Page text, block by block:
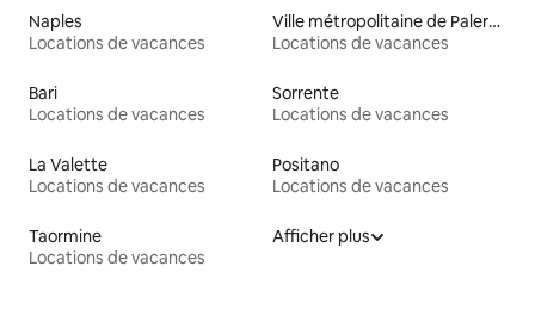
Naples
Locations de vacances
Ville métropolitaine de Palerme
Locations de vacances
Bari
Locations de vacances
Sorrente
Locations de vacances
La Valette
Locations de vacances
Positano
Locations de vacances
Taormine
Locations de vacances
Afficher plus